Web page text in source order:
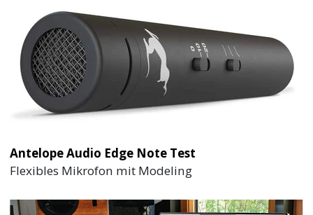
Antelope Audio Edge Note Test
Flexibles Mikrofon mit Modeling